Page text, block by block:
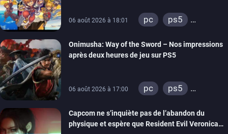
06 août 2026 à 18:01 pc
ps5
switch 2
Onimusha: Way of the Sword – Nos impressions
après deux heures de jeu sur PS5
06 août 2026 à 17:00 pc
ps5
switch 2
Capcom ne s’inquiète pas de l’abandon du
physique et espère que Resident Evil Veronica